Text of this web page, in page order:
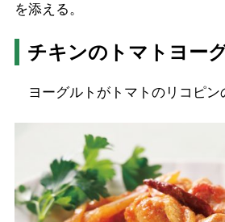
を添える。
チキンのトマトヨー
ヨーグルトがトマトのリコピン